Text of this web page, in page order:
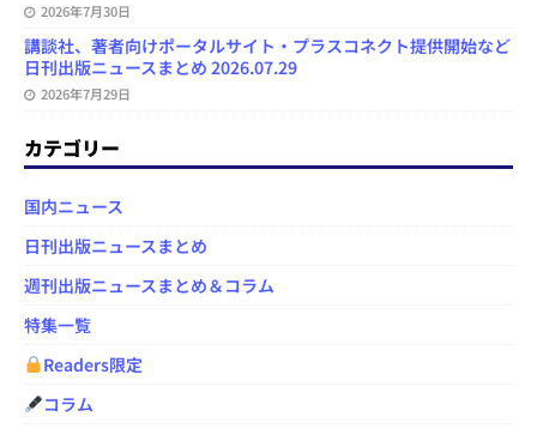
2026年7月30日
講談社、著者向けポータルサイト・プラスコネクト提供開始など
日刊出版ニュースまとめ 2026.07.29
2026年7月29日
カテゴリー
国内ニュース
日刊出版ニュースまとめ
週刊出版ニュースまとめ＆コラム
特集一覧
Readers限定
コラム